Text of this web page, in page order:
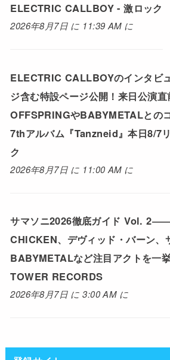
ELECTRIC CALLBOY - 激ロック
2026年8月7日 に 11:39 AM に
ELECTRIC CALLBOYのインタビ
ジ含む特設ページ公開！来日公演
OFFSPRINGやBABYMETALとの
7thアルバム『Tanzneid』本日8/7
ク
2026年8月7日 に 11:00 AM に
サマソニ2026徹底ガイド Vol.
CHICKEN、デヴィッド・バーン、
BABYMETALなど注目アクトを一
TOWER RECORDS
2026年8月7日 に 3:00 AM に